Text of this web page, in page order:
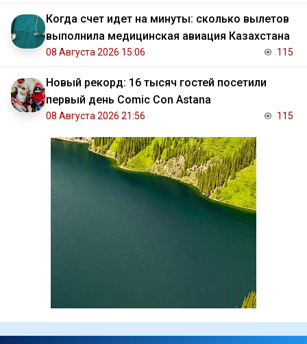
Когда счет идет на минуты: сколько вылетов
выполнила медицинская авиация Казахстана
08 Августа 2026 15:06 115
Новый рекорд: 16 тысяч гостей посетили
первый день Comic Con Astana
08 Августа 2026 21:56 115